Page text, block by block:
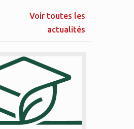
Voir toutes les
actualités